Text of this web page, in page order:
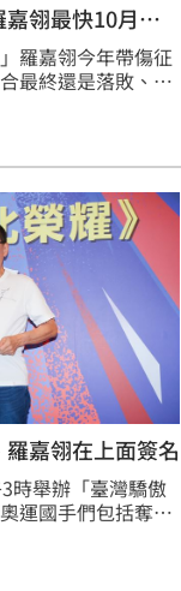
翎最快10月復
羅嘉翎今年帶傷征
最終還是落敗、抱
級從57公斤級變成
敘和簽名會，透露
10月的羅馬尼亞公
嘉翎在上面簽名
時舉辦「臺灣驕傲
運國手們包括奪下
軒、柔道選手連珍